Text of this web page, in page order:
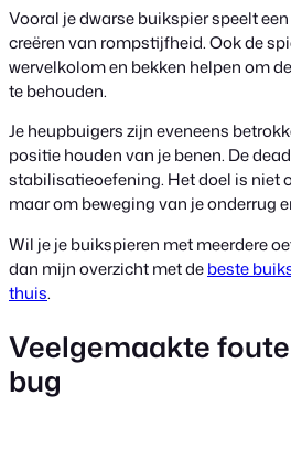
Vooral je dwarse buikspier speelt
creëren van rompstijfheid. Ook de
wervelkolom en bekken helpen om
te behouden.
Je heupbuigers zijn eveneens
positie houden van je benen. De
stabilisatieoefening. Het doel is niet
maar om beweging van je onderrug
Wil je je buikspieren met meerdere
dan mijn overzicht met debeste
thuis.
Veelgemaakte
bug